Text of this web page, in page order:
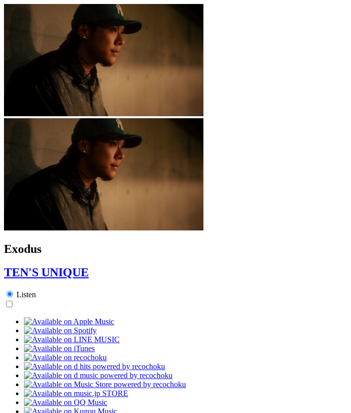
Exodus
TEN'S UNIQUE
Listen